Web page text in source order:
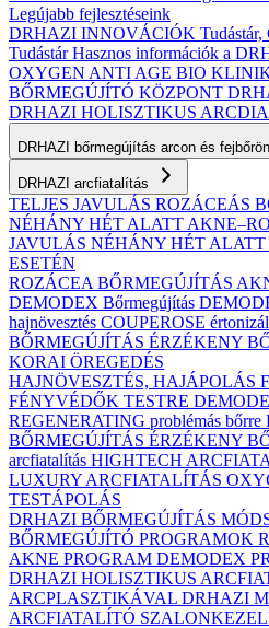
Legújabb fejlesztéseink
DRHAZI INNOVÁCIÓK
TudástárHasznos információk a
OXYGEN ANTI AGE BIO
BŐRMEGÚJÍTÓ KÖZPONT
DRHAZI HOLISZTIKUS
DRHAZI bőrmegújítás arcon és fejbőrön
DRHAZI arcfiatalítás
TELJES JAVULÁS ROZÁCEÁS
NÉHÁNY HÉT ALATT
JAVULÁS NÉHÁNY HÉT ALATT
ESETÉN
ROZÁCEA BŐRMEGÚJÍTÁS
DEMODEX Bőrmegújítás
hajnövesztés COUPEROSE
BŐRMEGÚJÍTÁS ÉRZÉKENY
KORAI ÖREGEDÉS
HAJNÖVESZTÉS, HAJÁPOLÁS
FÉNYVÉDŐK TESTRE
REGENERATING problémás bőrre
BŐRMEGÚJÍTÁS ÉRZÉKENY
arcfiatalítás HIGHTECH
LUXURY ARCFIATALÍTÁS
TESTÁPOLÁS
DRHAZI BŐRMEGÚJÍTÁS
BŐRMEGÚJÍTÓ PROGRAMOK
AKNE PROGRAM DEMODEX
DRHAZI HOLISZTIKUS
ARCPLASZTIKÁVAL DRHAZI
ARCFIATALÍTÓ